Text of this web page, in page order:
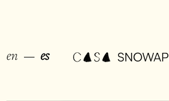
en es